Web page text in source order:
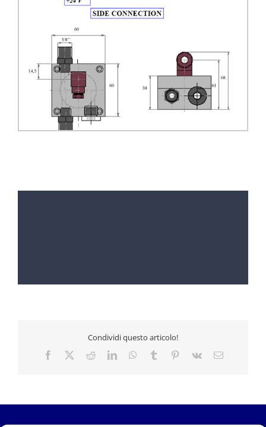
Condividi questo articolo!
Facebook RedditLinkedInWhatsApp
Tumblr Pinterest
Vk Email